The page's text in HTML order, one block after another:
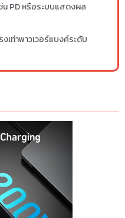
น PD หรือระบบแสดงผล
เท่าพาวเวอร์แบงค์ระดับ